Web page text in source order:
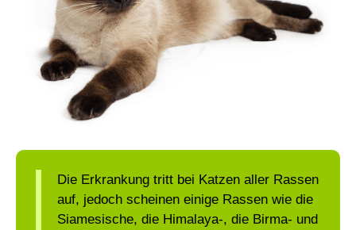
Die Erkrankung tritt bei Katzen aller Rassen
auf, jedoch scheinen einige Rassen wie die
Siamesische, die Himalaya-, die Birma- und